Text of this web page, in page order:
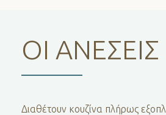
ΟΙ ΑΝΕΣΕΙΣ
Διαθέτουν κουζίνα πλήρως